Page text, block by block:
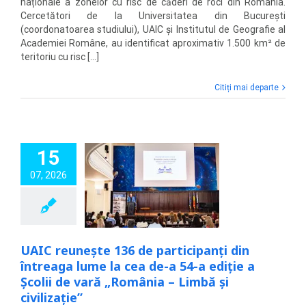
Cercetători de la Universitatea din București
(coordonatoarea studiului), UAIC și Institutul de Geografie al
Academiei Române, au identificat aproximativ 1.500 km² de
teritoriu cu risc [...]
Citiți mai departe
15
07, 2026
136 de
din întreaga
cea de-a 54-a
Școlii de vară
– Limbă și
UAIC reunește 136 de participanți din
întreaga lume la cea de-a 54-a ediție a
Școlii de vară „România – Limbă și
civilizație”